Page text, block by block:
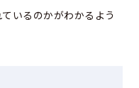
いるのかがわかるよう